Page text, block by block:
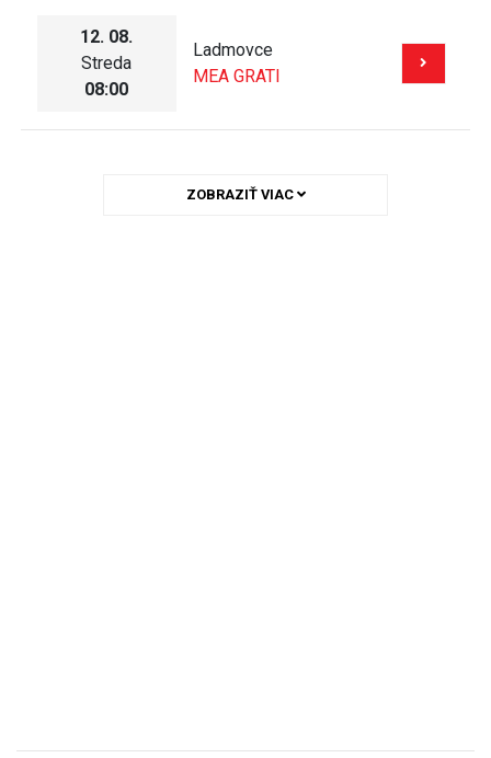
12. 08.
Streda
08:00
Ladmovce
MEA GRATI
ZOBRAZIŤ VIAC